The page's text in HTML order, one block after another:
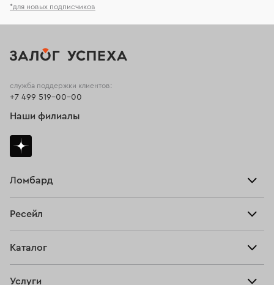
*для новых подписчиков
Ломбард
Тарифы
Ресейл
Каталог
Услуги
служба поддержки клиентов:
+7 499 519-00-00
Наши филиалы